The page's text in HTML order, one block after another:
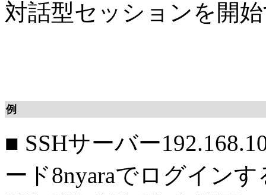
対話型セッションを開
例
■ SSHサーバー
ード8nyaraでログインす